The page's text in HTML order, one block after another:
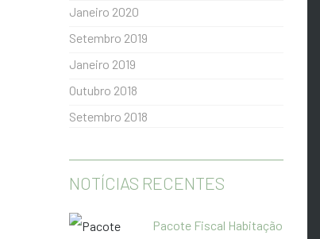
Janeiro 2020
Setembro 2019
Janeiro 2019
Outubro 2018
Setembro 2018
NOTÍCIAS RECENTES
Pacote Fiscal Habitação